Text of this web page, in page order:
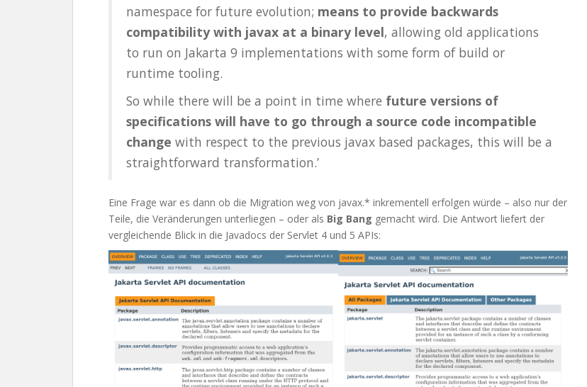
namespace for future evolution; means to provide backwards
compatibility with javax at a binary level, allowing old applications
to run on Jakarta 9 implementations with some form of build or
runtime tooling.
So while there will be a point in time where future versions of
specifications will have to go through a source code incompatible
change with respect to the previous javax based packages, this will be a
straightforward transformation.’
Eine Frage war es dann ob die Migration weg von javax.* inkrementell erfolgen würde – also nur der
Teile, die Veränderungen unterliegen – oder als Big Bang gemacht wird. Die Antwort liefert der
vergleichende Blick in die Javadocs der Servlet 4 und 5 APIs: